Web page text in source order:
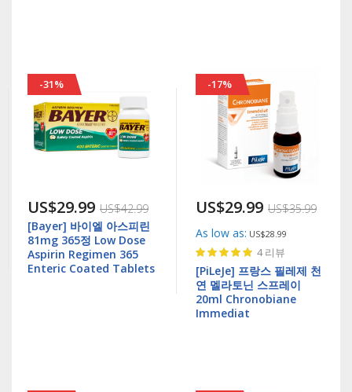
-31%
US$29.99 US$42.99
[Bayer] 바이엘 아스피린
81mg 365정 Low Dose
Aspirin Regimen 365
Enteric Coated Tablets
-17%
US$29.99 US$35.99
As low as US$28.99
Rating:
97%
4리뷰
[PiLeJe] 프랑스 필레제 천
연 멜라토닌 스프레이
20ml Chronobiane
Immediat